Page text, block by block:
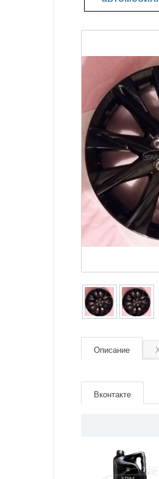
Описание
Вконтакте